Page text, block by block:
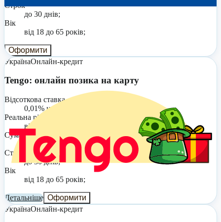
Строк
до 30 днів;
Вік
від 18 до 65 років;
Оформити
УкраїнаОнлайн-кредит
Tengo: онлайн позика на карту
Відсоткова ставка
0,01% на день;
Реальна річна ставка
від 3,65% до 4545%;
Сума
до 20 000 грн;
Строк
до 30 днів;
Вік
від 18 до 65 років;
Детальніше Оформити
УкраїнаОнлайн-кредит